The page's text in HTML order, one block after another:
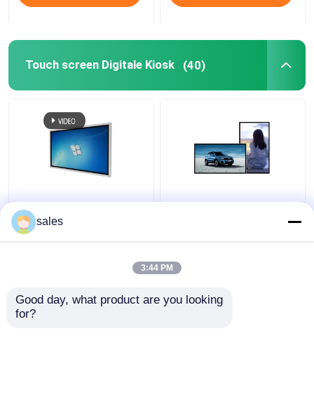
Touch screen Digitale Kiosk (40)
55 Inch Touchscreen
Digitale Kiosk met
Infrarood Touch en
Touch Display
sales
3:44 PM
Good day, what product are you looking
for?